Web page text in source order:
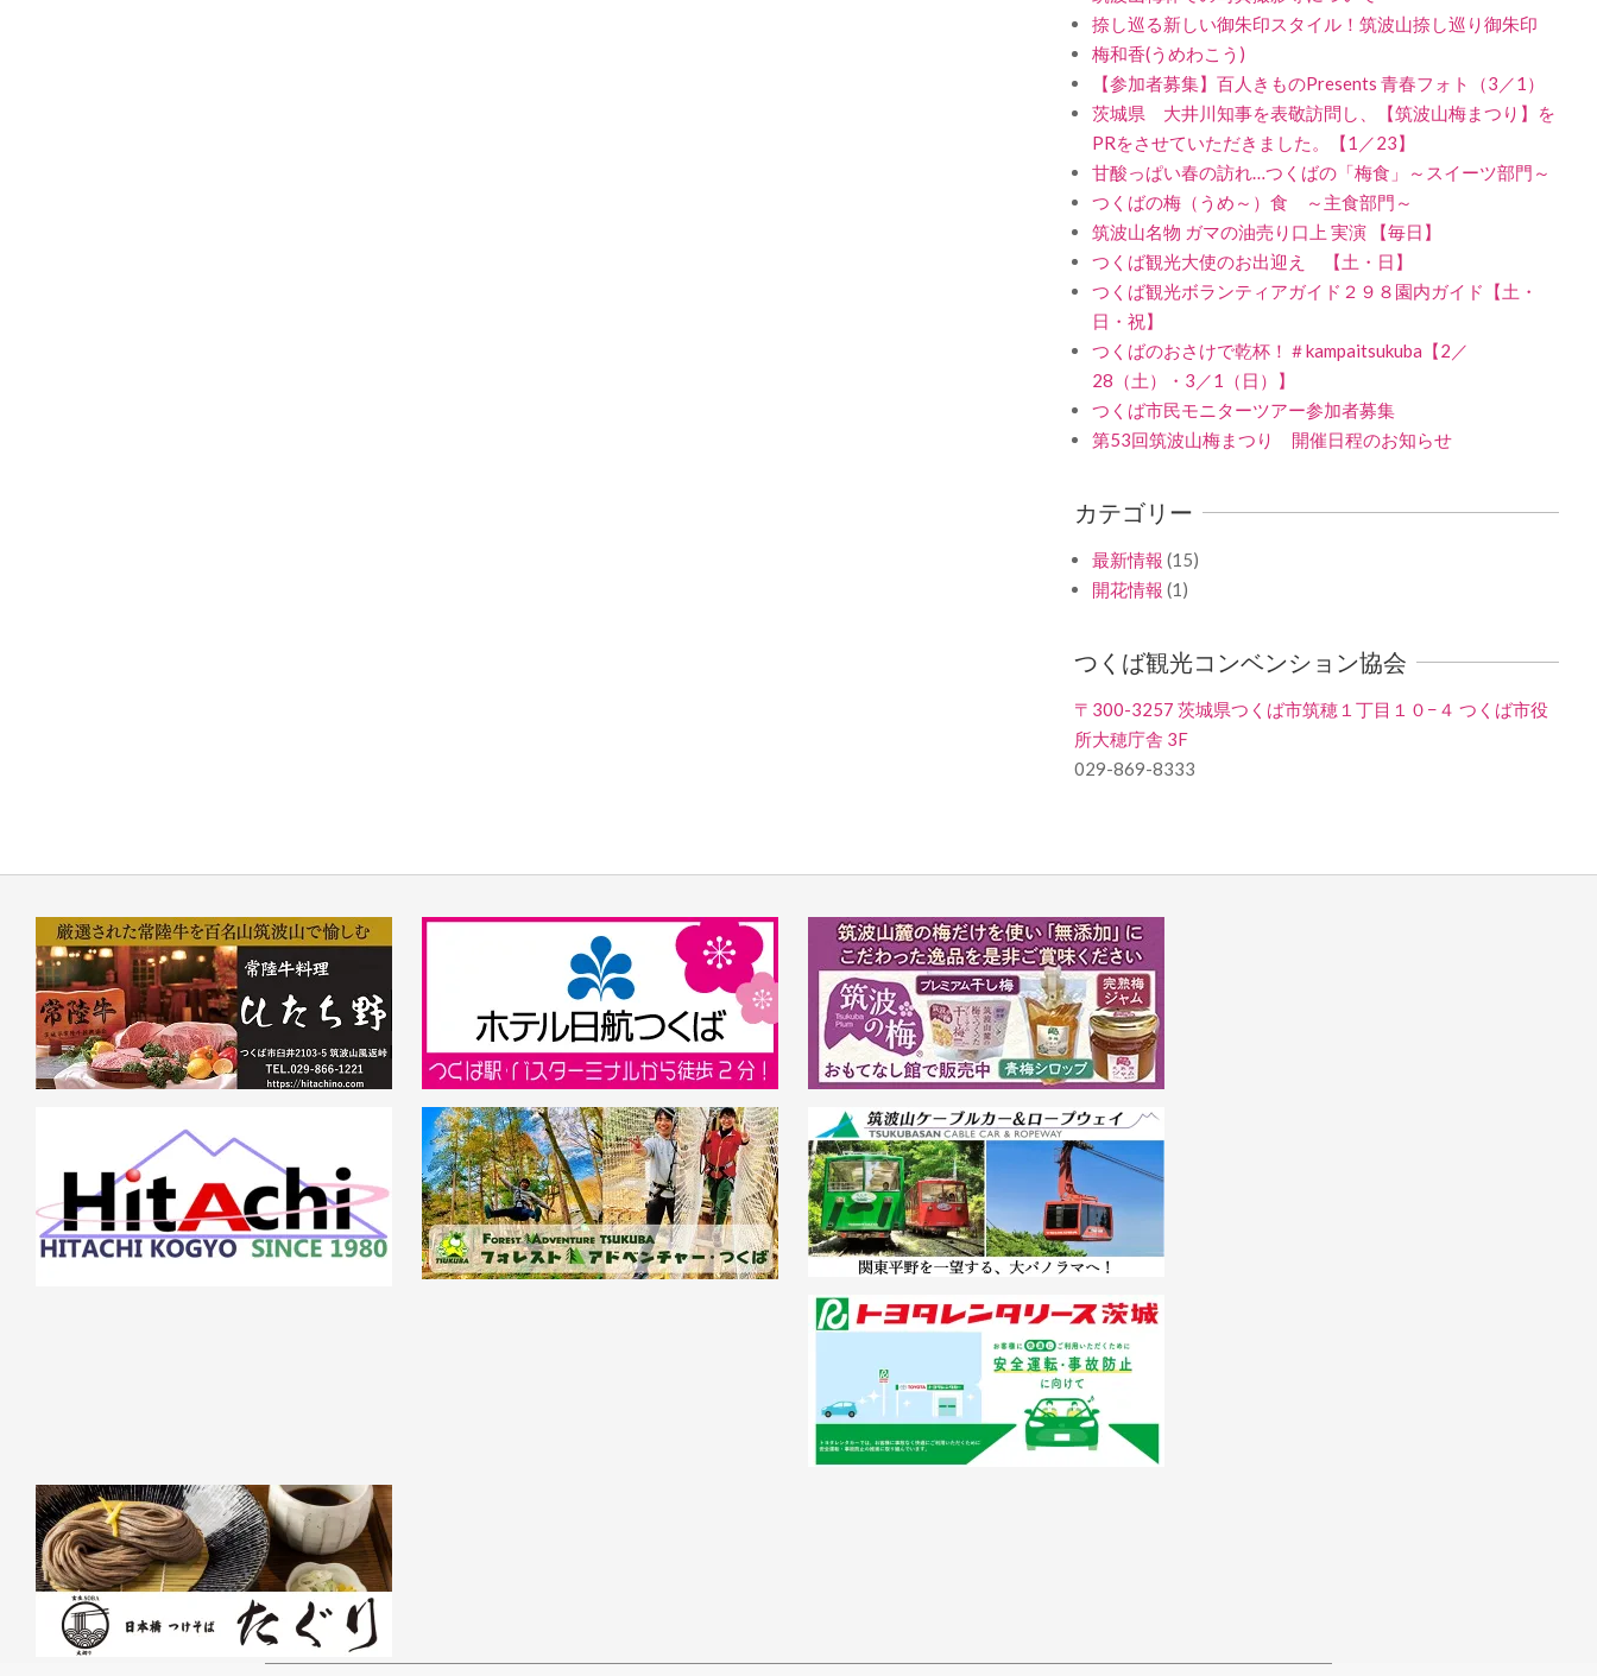
捺し巡る新しい御朱印スタイル！筑波山捺し巡り御朱印
梅和香(うめわこう)
【参加者募集】百人きものPresents 青春フォト（3／1）
茨城県 大井川知事を表敬訪問し、【筑波山梅まつり】を
PRをさせていただきました。【1／23】
甘酸っぱい春の訪れ…つくばの「梅食」～スイーツ部門～
つくばの梅（うめ～）食 ～主食部門～
筑波山名物 ガマの油売り口上 実演 【毎日】
つくば観光大使のお出迎え 【土・日】
つくば観光ボランティアガイド２９８園内ガイド【土・
日・祝】
つくばのおさけで乾杯！＃kampaitsukuba【2／
28（土）・3／1（日）】
つくば市民モニターツアー参加者募集
第53回筑波山梅まつり 開催日程のお知らせ
カテゴリー
最新情報 (15)
開花情報 (1)
つくば観光コンベンション協会
〒300-3257 茨城県つくば市筑穂１丁目１０−４ つくば市役
所大穂庁舎 3F
029-869-8333